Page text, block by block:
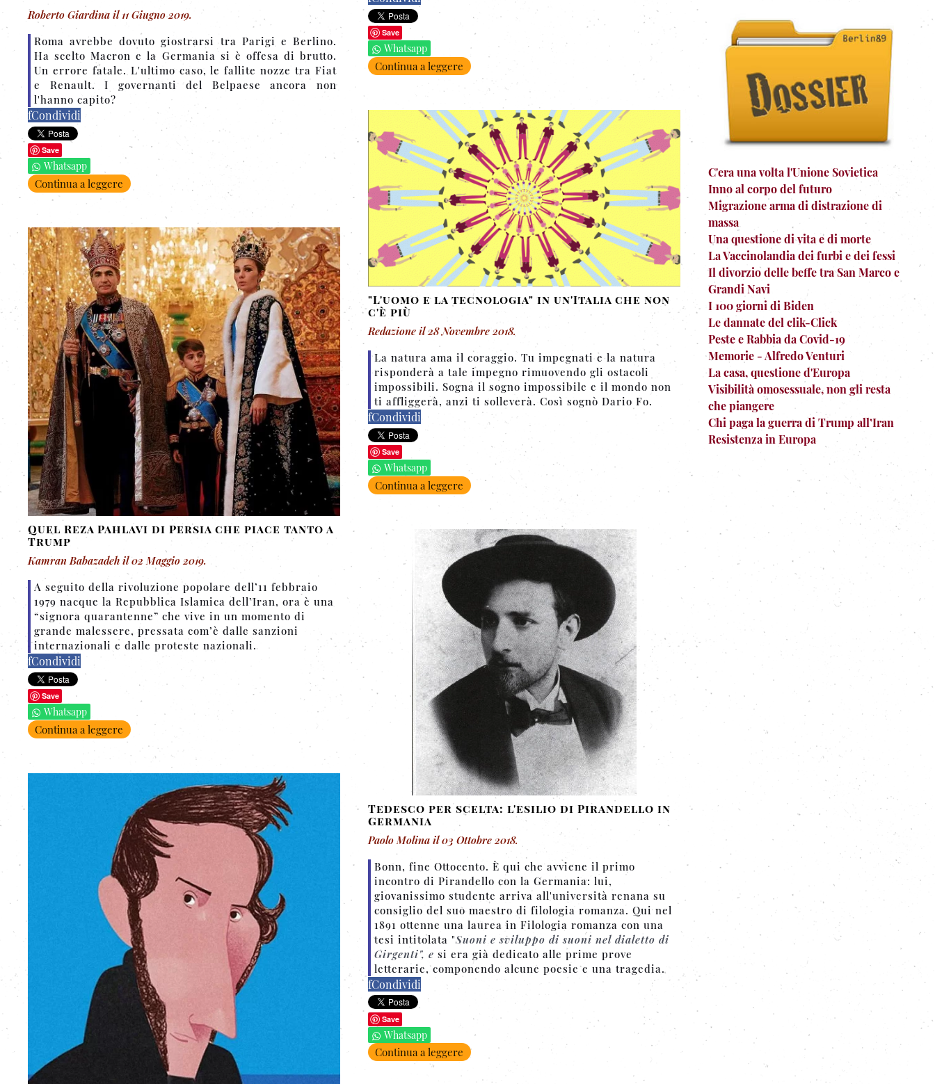
Roberto Giardina il 11 Giugno 2019.
Roma avrebbe dovuto giostrarsi tra Parigi e Berlino.
Ha scelto Macron e la Germania si è offesa di brutto.
Un errore fatale. L'ultimo caso, le fallite nozze tra Fiat
e Renault. I governanti del Belpaese ancora non
l'hanno capito?
fCondividi
Save
Whatsapp
Continua a leggere
Save
Whatsapp
Continua a leggere
Quel Reza Pahlavi di Persia che piace tanto a
Trump
Kamran Babazadeh il02 Maggio 2019.
A seguito della rivoluzione popolare dell’11 febbraio
1979 nacque la Repubblica Islamica dell’Iran, ora è una
“signora quarantenne” che vive in un momento di
grande malessere, pressata com’è dalle sanzioni
internazionali e dalle proteste nazionali.
fCondividi
Save
Whatsapp
Continua a leggere
"L'uomo e la tecnologia" in un'Italia che non
c'è più
Redazione il28 Novembre 2018.
La natura ama il coraggio. Tu impegnati e la natura
risponderà a tale impegno rimuovendo gli ostacoli
impossibili. Sogna il sogno impossibile e il mondo non
ti affliggerà, anzi ti solleverà. Così sognò Dario Fo.
fCondividi
Save
Whatsapp
Continua a leggere
Tedesco per scelta: l'esilio di Pirandello in
Germania
Paolo Molina il03 Ottobre 2018.
Bonn, fine Ottocento. È qui che avviene il primo
incontro di Pirandello con la Germania: lui,
giovanissimo studente arriva all'università renana su
consiglio del suo maestro di filologia romanza. Qui nel
1891 ottenne una laurea in Filologia romanza con una
tesi intitolata "Suoni e sviluppo di suoni nel dialetto di
Girgenti", e si era già dedicato alle prime prove
letterarie, componendo alcune poesie e una tragedia.
fCondividi
Save
Whatsapp
Continua a leggere
C'era una volta l'Unione Sovietica
Inno al corpo del futuro
Migrazione arma di distrazione di
massa
Una questione di vita e di morte
La Vaccinolandia dei furbi e dei fessi
Il divorzio delle beffe tra San Marco e
Grandi Navi
I 100 giorni di Biden
Le dannate del clik-Click
Peste e Rabbia da Covid-19
Memorie - Alfredo Venturi
La casa, questione d'Europa
Visibilità omosessuale, non gli resta
che piangere
Chi paga la guerra di Trump all’Iran
Resistenza in Europa